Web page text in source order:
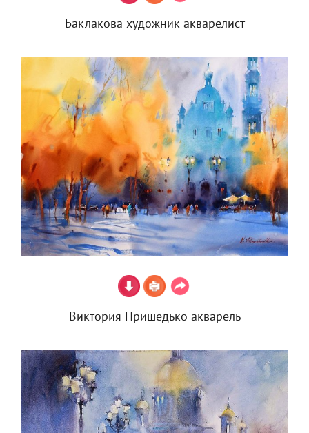
Баклакова художник акварелист
Виктория Пришедько акварель